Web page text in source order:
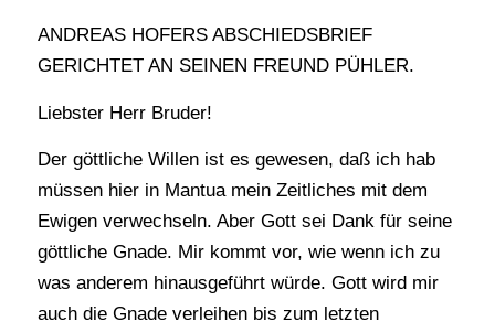
ANDREAS HOFERS ABSCHIEDSBRIEF
GERICHTET AN SEINEN FREUND PÜHLER.
Liebster Herr Bruder!
Der göttliche Willen ist es gewesen, daß ich hab
müssen hier in Mantua mein Zeitliches mit dem
Ewigen verwechseln. Aber Gott sei Dank für seine
göttliche Gnade. Mir kommt vor, wie wenn ich zu
was anderem hinausgeführt würde. Gott wird mir
auch die Gnade verleihen bis zum letzten